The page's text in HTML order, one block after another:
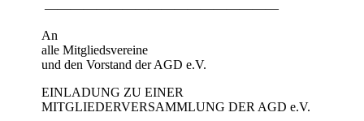
——————————————————
An
alle Mitgliedsvereine
und den Vorstand der AGD e.V.
EINLADUNG ZU EINER
MITGLIEDERVERSAMMLUNG DER AGD e.V.